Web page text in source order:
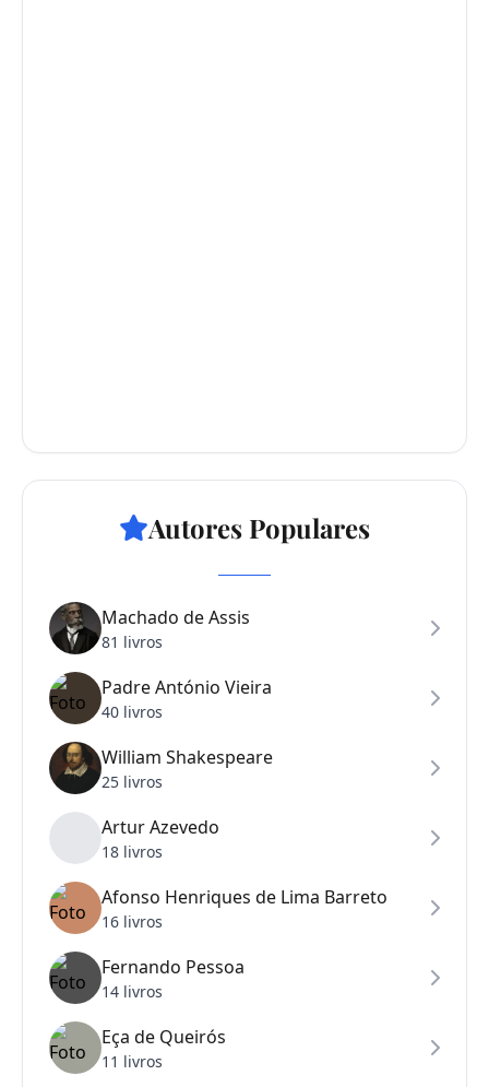
Autores Populares
Machado de Assis
81 livros
Padre António Vieira
40 livros
William Shakespeare
25 livros
Artur Azevedo
18 livros
Afonso Henriques de Lima Barreto
16 livros
Fernando Pessoa
14 livros
Eça de Queirós
11 livros